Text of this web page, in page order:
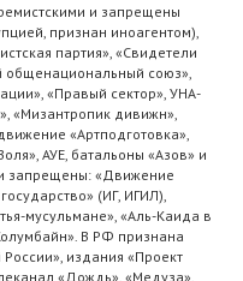
и запрещены
признан иноагентом),
партия», «Свидетели
общенациональный союз»,
«Правый сектор», УНА-
«Мизантропик дивижн»,
«Артподготовка»,
АУЕ, батальоны «Азов» и
запрещены: «Движение
(ИГ, ИГИЛ),
мусульмане», «Аль-Каида в
В РФ признана
издания «Проект
«Дождь», «Медуза»,